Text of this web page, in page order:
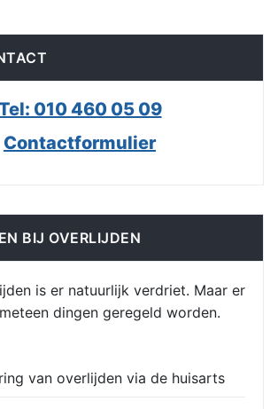
010 460 05 09
Contactformulier
BIJ OVERLIJDEN
is er natuurlijk verdriet. Maar er
dingen geregeld worden.
van overlijden via de huisarts